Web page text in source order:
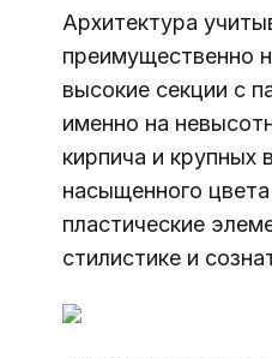
Архитектура
преимущественно
высокие секции с
именно на
кирпича и
насыщенного цвета
пластические
стилистике и